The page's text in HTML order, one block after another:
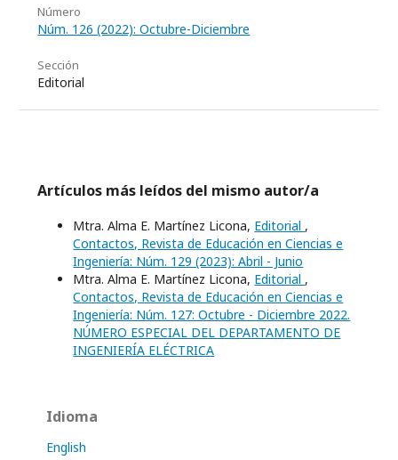
Número
Núm. 126 (2022): Octubre-Diciembre
Sección
Editorial
Artículos más leídos del mismo autor/a
Mtra. Alma E. Martínez Licona, Editorial ,
Contactos, Revista de Educación en Ciencias e
Ingeniería: Núm. 129 (2023): Abril - Junio
Mtra. Alma E. Martínez Licona, Editorial ,
Contactos, Revista de Educación en Ciencias e
Ingeniería: Núm. 127: Octubre - Diciembre 2022.
NÚMERO ESPECIAL DEL DEPARTAMENTO DE
INGENIERÍA ELÉCTRICA
Idioma
English